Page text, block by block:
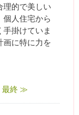
理的で美しい
人住宅から
掛けていま
画に特に力を
最終 ≫